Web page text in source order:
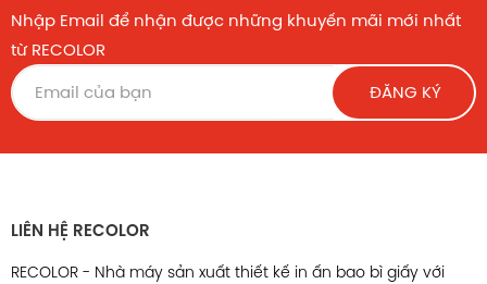
Nhập Email để nhận được những khuyến mãi mới nhất
từ RECOLOR
ĐĂNG KÝ
LIÊN HỆ RECOLOR
RECOLOR - Nhà máy sản xuất thiết kế in ấn bao bì giấy với